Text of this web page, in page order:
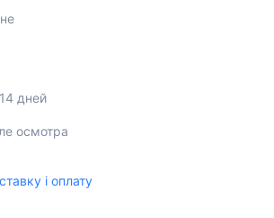
дней
осмотра
і оплату